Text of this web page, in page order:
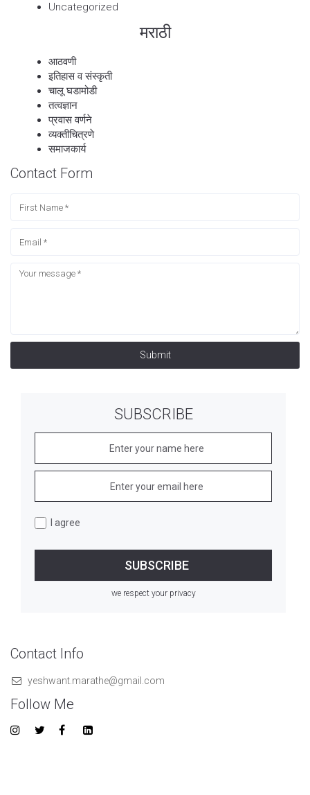
Uncategorized
मराठी
आठवणी
इतिहास व संस्कृती
चालू घडामोडी
तत्वज्ञान
प्रवास वर्णने
व्यक्तीचित्रणे
समाजकार्य
Contact Form
Submit
SUBSCRIBE
I agree
we respect your privacy
Contact Info
yeshwant.marathe@gmail.com
Follow Me